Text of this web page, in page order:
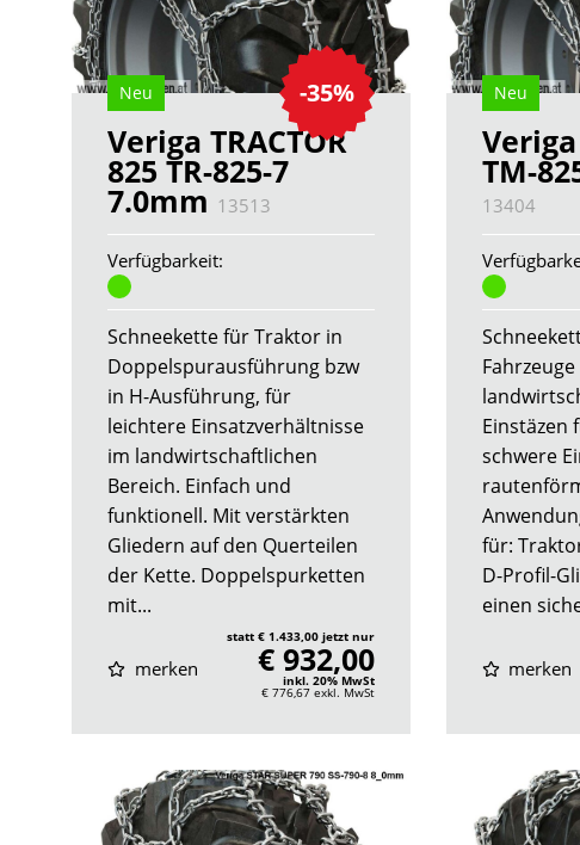
-35%
Neu
Veriga TRACTOR
825 TR-825-7
7.0mm 13513
Verfügbarkeit:
Schneekette für Traktor in
Doppelspurausführung bzw
in H-Ausführung, für
leichtere Einsatzverhältnisse
im landwirtschaftlichen
Bereich. Einfach und
funktionell. Mit verstärkten
Gliedern auf den Querteilen
der Kette. Doppelspurketten
mit...
merken
statt € 1.433,00 jetzt nur
€ 932,00
inkl. 20% MwSt
€ 776,67 exkl. MwSt
Neu
Veriga
TM-
13404
Einstäzen
schwere
für:
D-Profil-
einen
merken